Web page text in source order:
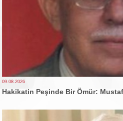
09.08.2026
Hakikatin Peşinde Bir Ömür: